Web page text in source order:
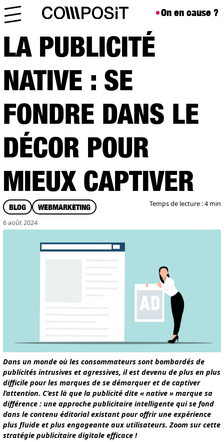
Aller au contenu
Skip to footer
Menu
On en cause ?
LA PUBLICITÉ
NATIVE : SE
FONDRE DANS LE
DÉCOR POUR
MIEUX CAPTIVER
BLOG WEBMARKETING
6 août 2024
Temps de lecture : 4 min
Dans un monde où les consommateurs sont bombardés de
publicités intrusives et agressives, il est devenu de plus en plus
difficile pour les marques de se démarquer et de captiver
l’attention. C’est là que la publicité dite « native » marque sa
différence : une approche publicitaire intelligente qui se fond
dans le contenu éditorial existant pour offrir une expérience
plus fluide et plus engageante aux utilisateurs. Zoom sur cette
stratégie publicitaire digitale efficace !